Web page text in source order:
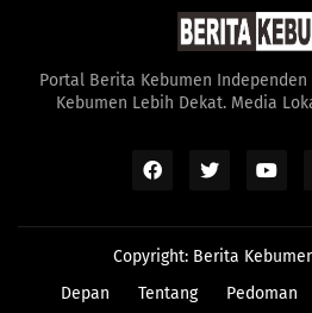
Portal Berita Kebumen
Kebumen Lebih Dekat. Media
Copyright: Berita
Depan
Tentang Pedoman